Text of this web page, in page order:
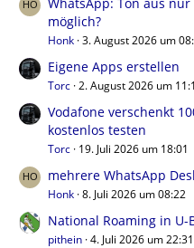
möglich?
Honk 3. August 2026 um
Eigene Apps erstellen
Torc 2. August 2026 um
Vodafone verschenkt
kostenlos testen
Torc 19. Juli 2026 um 18:01
mehrere WhatsApp
Honk 8. Juli 2026 um 08:22
National Roaming in U-
pithein 4. Juli 2026 um 22:31